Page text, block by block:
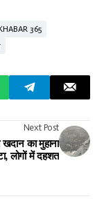
365
Next Post
का मुहाना
लोगों में दहशत